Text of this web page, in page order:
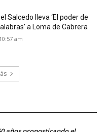
Salcedo lleva ‘El poder de
a Loma de Cabrera
am